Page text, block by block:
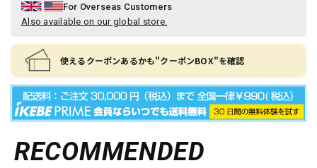
For Overseas Customers
Also available on our global store.
使えるクーポンあるかも"クーポンBOX"を確認
RECOMMENDED